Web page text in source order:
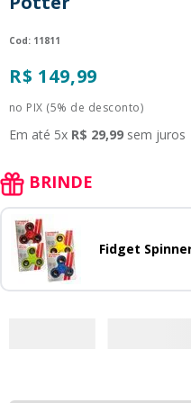
: 11811
R$ 149,99
no PIX (5% de desconto)
Em até 5x R$ 29,99 sem juros
BRINDE
Fidget